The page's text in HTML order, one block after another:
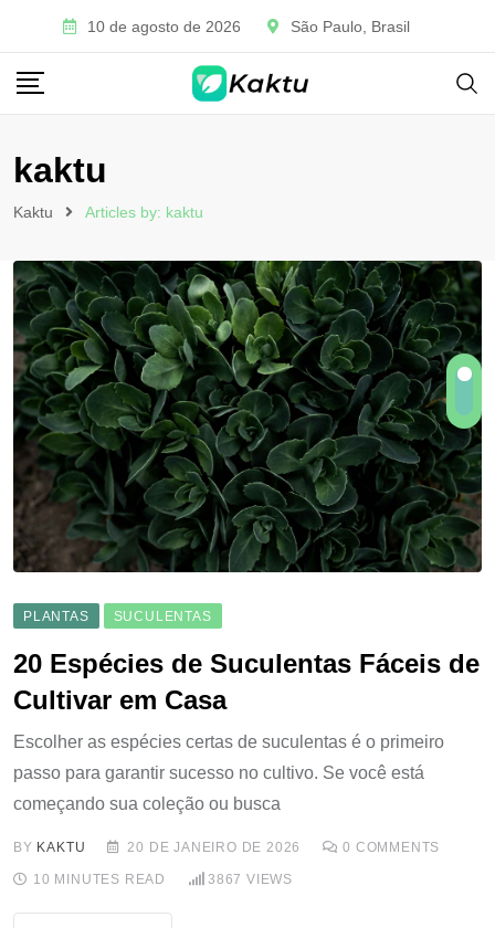
10 de agosto de 2026 São Paulo, Brasil
kaktu
Kaktu Articles by: kaktu
PLANTAS SUCULENTAS
20 Espécies de Suculentas Fáceis de
Cultivar em Casa
Escolher as espécies certas de suculentas é o primeiro
passo para garantir sucesso no cultivo. Se você está
começando sua coleção ou busca
BY KAKTU 20 DE JANEIRO DE 2026 0 COMMENTS
10 MINUTES READ 3867 VIEWS